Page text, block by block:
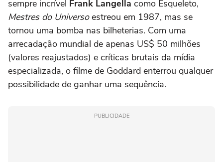
sempre incrível Frank Langella como Esqueleto,
Mestres do Universoestreou em 1987, mas se
tornou uma bomba nas bilheterias. Com uma
arrecadação mundial de apenas US$ 50 milhões
(valores reajustados) e críticas brutais da mídia
especializada, o filme de Goddard enterrou qualquer
possibilidade de ganhar uma sequência.
PUBLICIDADE